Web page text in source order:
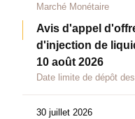
Marché Monétaire
Avis d'appel
d'injection de
10 août 2026
Date limite de dépôt
30 juillet 2026